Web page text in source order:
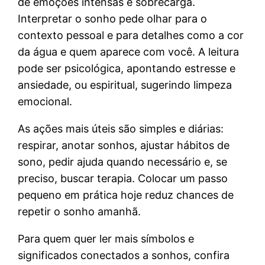
Interpretar o sonho pede olhar para o
contexto pessoal e para detalhes como a cor
da água e quem aparece com você. A leitura
pode ser psicológica, apontando estresse e
ansiedade, ou espiritual, sugerindo limpeza
emocional.
As ações mais úteis são simples e diárias:
respirar, anotar sonhos, ajustar hábitos de
sono, pedir ajuda quando necessário e, se
preciso, buscar terapia. Colocar um passo
pequeno em prática hoje reduz chances de
repetir o sonho amanhã.
Para quem quer ler mais símbolos e
significados conectados a sonhos, confira